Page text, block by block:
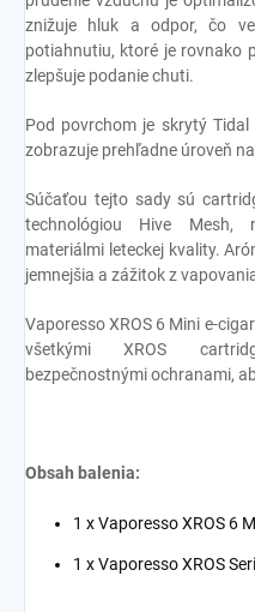
znižuje hluk a odpor, čo
potiahnutiu, ktoré je rovnako
zlepšuje podanie chuti.
Pod povrchom je skrytý
zobrazuje prehľadne úroveň
Súčaťou tejto sady sú
technológiou Hive Mesh,
materiálmi leteckej kvality.
jemnejšia a zážitok z
Vaporesso XROS 6 Mini e-
všetkými XROS
bezpečnostnými ochranami,
Obsah balenia:
1 x Vaporesso XROS 6
1 xVaporesso XROS